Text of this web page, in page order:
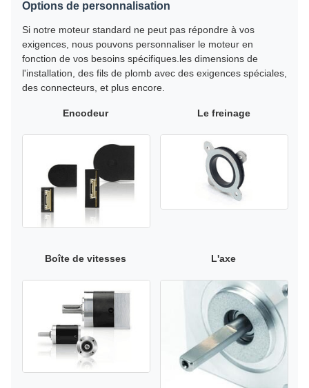
Options de personnalisation
Si notre moteur standard ne peut pas répondre à vos
exigences, nous pouvons personnaliser le moteur en
fonction de vos besoins spécifiques.les dimensions de
l'installation, des fils de plomb avec des exigences spéciales,
des connecteurs, et plus encore.
Encodeur Le freinage
Boîte de vitesses L'axe